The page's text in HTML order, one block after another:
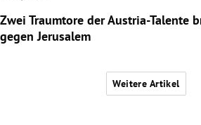
Zwei Traumtore der Austria-Talente
gegen Jerusalem
Weitere Artikel